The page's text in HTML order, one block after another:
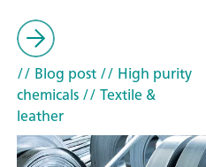
// Blog post// High purity
chemicals// Textile &
leather